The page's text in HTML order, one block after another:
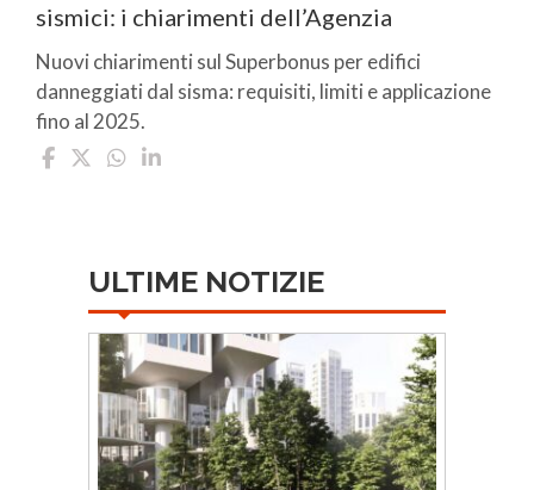
sismici: i chiarimenti dell’Agenzia
Nuovi chiarimenti sul Superbonus per edifici
danneggiati dal sisma: requisiti, limiti e applicazione
fino al 2025.
ULTIME NOTIZIE